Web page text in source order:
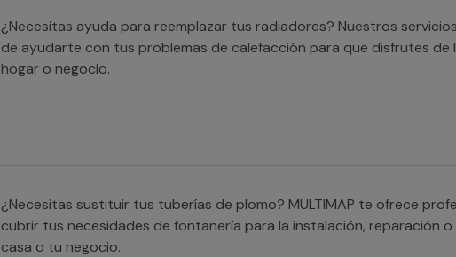
¿Necesitas ayuda para reemplazar tus radiadores? Nuestros
de ayudarte con tus problemas de calefacción para que disfrutes
hogar o negocio.
¿Necesitas sustituir tus tuberías de plomo? MULTIMAP te ofrece
cubrir tus necesidades de fontanería para la instalación, reparación
casa o tu negocio.